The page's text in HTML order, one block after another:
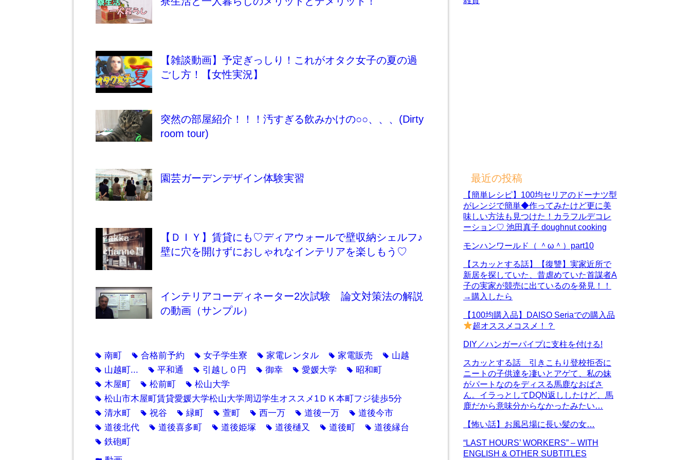
【雑談動画】予定ぎっしり！これがオタク女子の夏の過
ごし方！【女性実況】
突然の部屋紹介！！！汚すぎる飲みかけの○○、、、(Dirty
room tour)
園芸ガーデンデザイン体験実習
【ＤＩＹ】賃貸にも♡ディアウォールで壁収納シェルフ♪
壁に穴を開けずにおしゃれなインテリアを楽しもう♡
インテリアコーディネーター2次試験 論文対策法の解説
の動画（サンプル）
tag 南町 tag 合格前予約 tag 女子学生寮 tag 家電レンタル tag 家電販売 tag 山越
tag 山越町... tag 平和通 tag 引越し０円 tag 御幸 tag 愛媛大学 tag 昭和町
tag 木屋町 tag 松前町 tag 松山大学
tag 松山市木屋町賃貸愛媛大学松山大学周辺学生オススメ1ＤＫ本町フジ徒歩5分
tag 清水町 tag 祝谷 tag 緑町 tag 萱町 tag 西一万 tag 道後一万 tag 道後今市
tag 道後北代 tag 道後喜多町 tag 道後姫塚 tag 道後樋又 tag 道後町 tag 道後縁台
tag 鉄砲町
最近の投稿
【簡単レシピ】100均セリアのドーナツ型
がレンジで簡単◆作ってみたけど更に美
味しい方法も見つけた！カラフルデコレ
ーション♡ 池田真子 doughnut cooking
モンハンワールド（ ＾ω＾）part10
【スカッとする話】【復讐】実家近所で
新居を探していた、昔虐めていた首謀者A
子の実家が競売に出ているのを発見！！
→購入したら
【100均購入品】DAISO Seriaでの購入品
超オススメコスメ！？
DIY／ハンガーパイプに支柱を付ける!
スカッとする話 引きこもり登校拒否に
ニートの子供達を凄いとアゲて、私の妹
がパートなのをディスる馬鹿なおばさ
ん。イラっとしてDQN返ししたけど、馬
鹿だから意味分からなかったみたい…
【怖い話】お風呂場に長い髪の女…
“LAST HOURS’ WORKERS” – WITH
ENGLISH & OTHER SUBTITLES